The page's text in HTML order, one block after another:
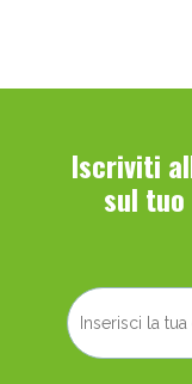
Iscriviti
sul